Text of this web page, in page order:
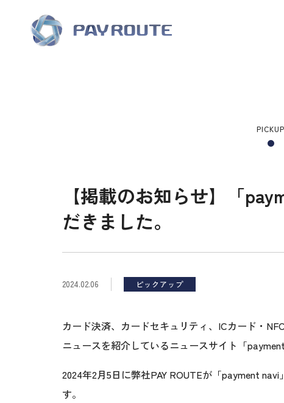
【掲載のお知らせ】「
だきました。
PICKUP
2024.02.06 ピックアップ
カード決済、カードセキュリティ、ICカード・
ニュースを紹介しているニュースサイト「
2024年2月5日に弊社PAY ROUTEが「payment
す。